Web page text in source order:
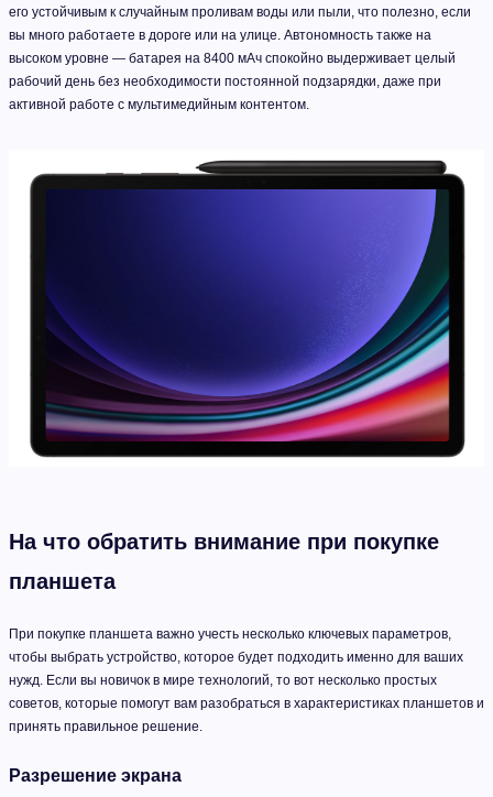
его устойчивым к случайным проливам воды или пыли, что полезно, если
вы много работаете в дороге или на улице. Автономность также на
высоком уровне — батарея на 8400 мАч спокойно выдерживает целый
рабочий день без необходимости постоянной подзарядки, даже при
активной работе с мультимедийным контентом.
На что обратить внимание при покупке
планшета
При покупке планшета важно учесть несколько ключевых параметров,
чтобы выбрать устройство, которое будет подходить именно для ваших
нужд. Если вы новичок в мире технологий, то вот несколько простых
советов, которые помогут вам разобраться в характеристиках планшетов и
принять правильное решение.
Разрешение экрана